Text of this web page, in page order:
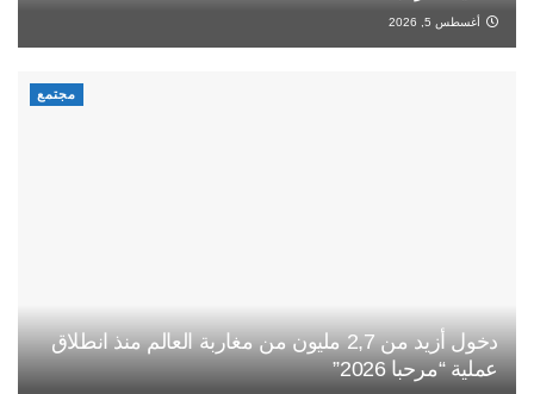
أغسطس 5, 2026
مجتمع
دخول أزيد من 2,7 مليون من مغاربة العالم منذ انطلاق
عملية “مرحبا 2026”